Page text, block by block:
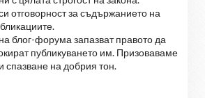
отговорност за съдържанието на
блог-форума запазват правото да
публикуването им. Призоваваме
спазване на добрия тон.